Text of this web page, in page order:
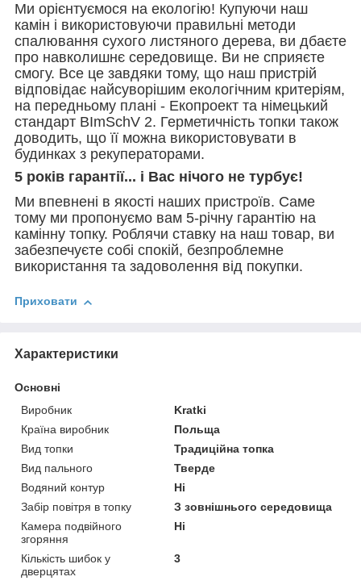
Ми орієнтуємося на екологію! Купуючи наш
камін і використовуючи правильні методи
спалювання сухого листяного дерева, ви дбаєте
про навколишнє середовище. Ви не сприяєте
смогу. Все це завдяки тому, що наш пристрій
відповідає найсуворішим екологічним критеріям,
на передньому плані - Екопроект та німецький
стандарт BImSchV 2. Герметичність топки також
доводить, що її можна використовувати в
будинках з рекуператорами.
5 років гарантії... і Вас нічого не турбує!
Ми впевнені в якості наших пристроїв. Саме
тому ми пропонуємо вам 5-річну гарантію на
камінну топку. Роблячи ставку на наш товар, ви
забезпечуєте собі спокій, безпроблемне
використання та задоволення від покупки.
Приховати
Характеристики
Основні
Виробник
Kratki
Країна виробник
Польща
Вид топки
Традиційна топка
Вид пального
Тверде
Водяний контур
Ні
Забір повітря в топку
З зовнішнього середовища
Камера подвійного
згоряння
Ні
Кількість шибок у
дверцятах
3